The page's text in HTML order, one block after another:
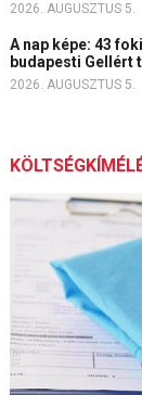
2026. AUGUSZTUS 5.
A nap képe: 43
budapesti Gellért
2026. AUGUSZTUS 5.